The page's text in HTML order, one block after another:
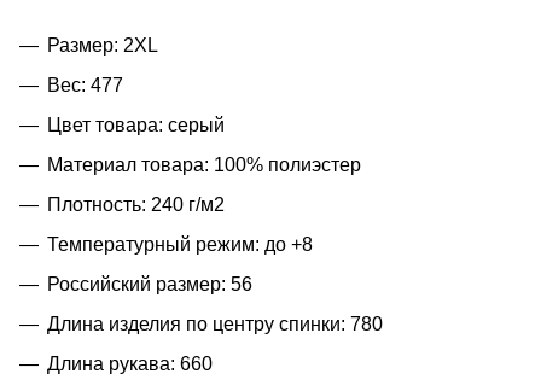
Размер: 2XL
Вес: 477
Цвет товара: серый
Материал товара: 100% полиэстер
Плотность: 240 г/м2
Температурный режим: до +8
Российский размер: 56
Длина изделия по центру спинки: 780
Длина рукава: 660